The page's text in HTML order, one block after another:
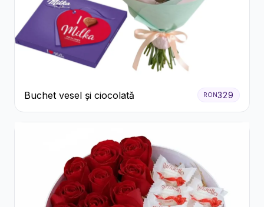
Buchet vesel și ciocolată RON329